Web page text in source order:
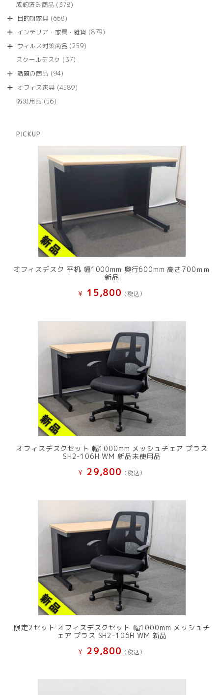
商
の
成約済み商品 378378
商
目的別家具 668668
の
商
インテリア・家具・雑貨 879879
ウィルス対策商品 259259
スクールデスク 3737
商
話題の商品 9494
の
オフィス家具 45894589
防災用品 5656
PICKUP
オフィスデスク 平机 幅1000mm 奥行600mm 高さ700ｍｍ
新品
¥ 15,800 (税込）
オフィスデスクセット 幅1000mm メッシュチェア プラス
SH2-106H WM 新品未使用品
¥ 29,800 (税込）
限定2セット オフィスデスクセット 幅1000mm メッシュチ
ェア プラス SH2-106H WM 新品
¥ 29,800 (税込）